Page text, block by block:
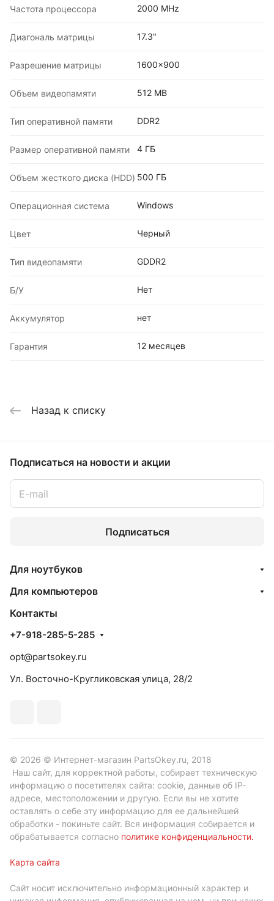
Частота процессора 2000 MHz
Диагональ матрицы 17.3"
Разрешение матрицы 1600x900
Объем видеопамяти 512 MB
Тип оперативной памяти DDR2
Размер оперативной памяти 4 ГБ
Объем жесткого диска (HDD) 500 ГБ
Операционная система Windows
Цвет Черный
Тип видеопамяти GDDR2
Б/У Нет
Аккумулятор нет
Гарантия 12 месяцев
Назад к списку
Подписаться на новости и акции
Подписаться
Для ноутбуков
Для компьютеров
Контакты
+7-918-285-5-285
opt@partsokey.ru
Ул. Восточно-Кругликовская улица, 28/2
© 2026 © Интернет-магазин PartsOkey.ru, 2018
Наш сайт, для корректной работы, собирает техническую
информацию о посетителях сайта: cookie, данные об IP-
адресе, местоположении и другую. Если вы не хотите
оставлять о себе эту информацию для ее дальнейшей
обработки - покиньте сайт. Вся информация собирается и
обрабатывается согласно политике конфиденциальности.
Карта сайта
Сайт носит исключительно информационный характер и